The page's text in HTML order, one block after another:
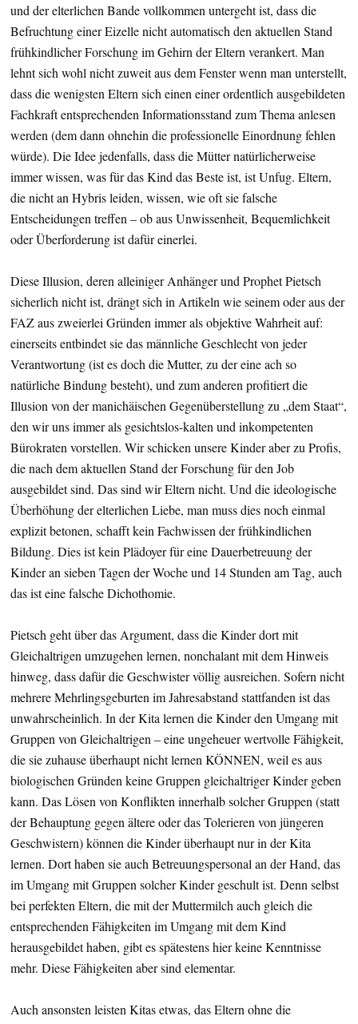
und der elterlichen Bande vollkommen untergeht ist, dass die
Befruchtung einer Eizelle nicht automatisch den aktuellen Stand
frühkindlicher Forschung im Gehirn der Eltern verankert. Man
lehnt sich wohl nicht zuweit aus dem Fenster wenn man unterstellt,
dass die wenigsten Eltern sich einen einer ordentlich ausgebildeten
Fachkraft entsprechenden Informationsstand zum Thema anlesen
werden (dem dann ohnehin die professionelle Einordnung fehlen
würde). Die Idee jedenfalls, dass die Mütter natürlicherweise
immer wissen, was für das Kind das Beste ist, ist Unfug. Eltern,
die nicht an Hybris leiden, wissen, wie oft sie falsche
Entscheidungen treffen – ob aus Unwissenheit, Bequemlichkeit
oder Überforderung ist dafür einerlei.
Diese Illusion, deren alleiniger Anhänger und Prophet Pietsch
sicherlich nicht ist, drängt sich in Artikeln wie seinem oder aus der
FAZ aus zweierlei Gründen immer als objektive Wahrheit auf:
einerseits entbindet sie das männliche Geschlecht von jeder
Verantwortung (ist es doch die Mutter, zu der eine ach so
natürliche Bindung besteht), und zum anderen profitiert die
Illusion von der manichäischen Gegenüberstellung zu „dem Staat“,
den wir uns immer als gesichtslos-kalten und inkompetenten
Bürokraten vorstellen. Wir schicken unsere Kinder aber zu Profis,
die nach dem aktuellen Stand der Forschung für den Job
ausgebildet sind. Das sind wir Eltern nicht. Und die ideologische
Überhöhung der elterlichen Liebe, man muss dies noch einmal
explizit betonen, schafft kein Fachwissen der frühkindlichen
Bildung. Dies ist kein Plädoyer für eine Dauerbetreuung der
Kinder an sieben Tagen der Woche und 14 Stunden am Tag, auch
das ist eine falsche Dichothomie.
Pietsch geht über das Argument, dass die Kinder dort mit
Gleichaltrigen umzugehen lernen, nonchalant mit dem Hinweis
hinweg, dass dafür die Geschwister völlig ausreichen. Sofern nicht
mehrere Mehrlingsgeburten im Jahresabstand stattfanden ist das
unwahrscheinlich. In der Kita lernen die Kinder den Umgang mit
Gruppen von Gleichaltrigen – eine ungeheuer wertvolle Fähigkeit,
die sie zuhause überhaupt nicht lernen KÖNNEN, weil es aus
biologischen Gründen keine Gruppen gleichaltriger Kinder geben
kann. Das Lösen von Konflikten innerhalb solcher Gruppen (statt
der Behauptung gegen ältere oder das Tolerieren von jüngeren
Geschwistern) können die Kinder überhaupt nur in der Kita
lernen. Dort haben sie auch Betreuungspersonal an der Hand, das
im Umgang mit Gruppen solcher Kinder geschult ist. Denn selbst
bei perfekten Eltern, die mit der Muttermilch auch gleich die
entsprechenden Fähigkeiten im Umgang mit dem Kind
herausgebildet haben, gibt es spätestens hier keine Kenntnisse
mehr. Diese Fähigkeiten aber sind elementar.
Auch ansonsten leisten Kitas etwas, das Eltern ohne die